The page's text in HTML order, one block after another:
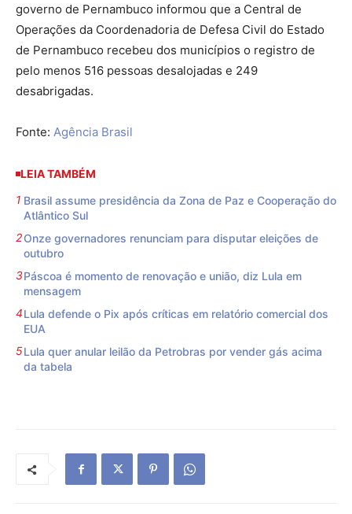
governo de Pernambuco informou que a Central de
Operações da Coordenadoria de Defesa Civil do Estado
de Pernambuco recebeu dos municípios o registro de
pelo menos 516 pessoas desalojadas e 249
desabrigadas.
Fonte: Agência Brasil
LEIA TAMBÉM
Brasil assume presidência da Zona de Paz e Cooperação do
Atlântico Sul
Onze governadores renunciam para disputar eleições de
outubro
Páscoa é momento de renovação e união, diz Lula em
mensagem
Lula defende o Pix após críticas em relatório comercial dos
EUA
Lula quer anular leilão da Petrobras por vender gás acima
da tabela